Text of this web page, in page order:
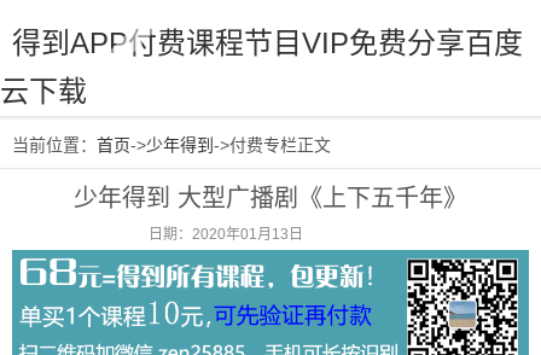
得到APP付费课程节目VIP免费分享百度
云下载
当前位置： 首页->少年得到 ->付费专栏正文
少年得到 大型广播剧《上下五千年》
日期：2020年01月13日